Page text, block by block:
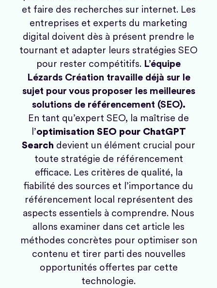
et faire des recherches sur internet. Les
entreprises et experts du marketing
digital doivent dès à présent prendre le
tournant et adapter leurs stratégies SEO
pour rester compétitifs. L’équipe
Lézards Création travaille déjà sur le
sujet pour vous proposer les meilleures
solutions de référencement (SEO).
En tant qu’expert SEO, la maîtrise de
l’optimisation SEO pour ChatGPT
Search devient un élément crucial pour
toute stratégie de référencement
efficace. Les critères de qualité, la
fiabilité des sources et l’importance du
référencement local représentent des
aspects essentiels à comprendre. Nous
allons examiner dans cet article les
méthodes concrètes pour optimiser son
contenu et tirer parti des nouvelles
opportunités offertes par cette
technologie.